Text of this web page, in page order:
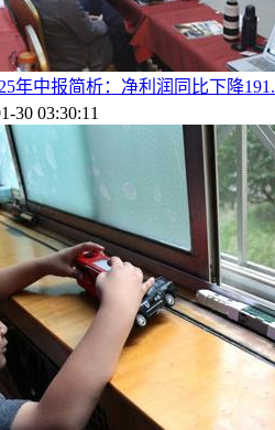
年中报简析：净利润同比下降
30 03:30:11